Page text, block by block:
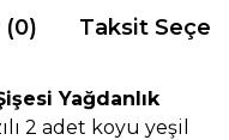
(0) Taksit
Yağdanlık
2 adet koyu yeşil